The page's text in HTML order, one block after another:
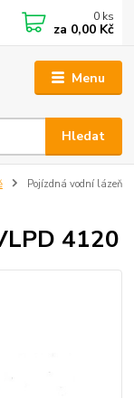
Menu
Hledat
0 ks
za 0,00 Kč
Pojízdná vodní lázeň
4120